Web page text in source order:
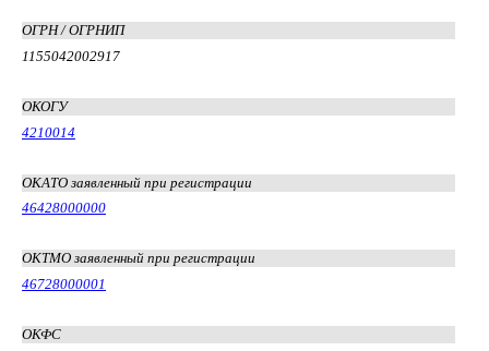
ОГРН / ОГРНИП
1155042002917
ОКОГУ
4210014
ОКАТО заявленный при регистрации
46428000000
ОКТМО заявленный при регистрации
46728000001
ОКФС